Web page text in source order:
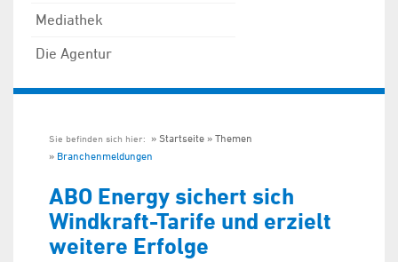
Mediathek
Die Agentur
Sie befinden sich hier: Startseite
Themen
Branchenmeldungen
ABO Energy sichert sich
Windkraft-Tarife und erzielt
weitere Erfolge